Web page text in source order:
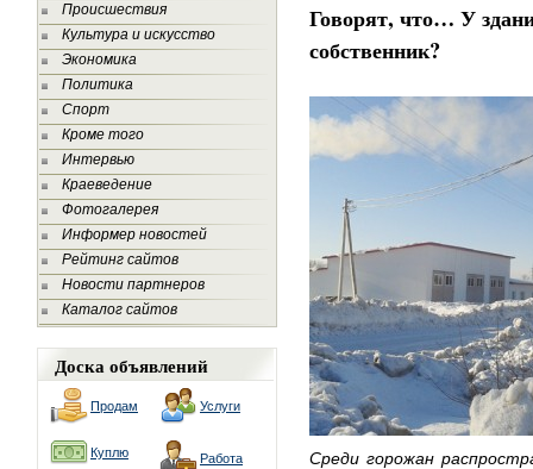
Происшествия
Культура и искусство
Экономика
Политика
Спорт
Кроме того
Интервью
Краеведение
Фотогалерея
Информер новостей
Рейтинг сайтов
Новости партнеров
Каталог сайтов
Доска объявлений
Продам Услуги
Куплю Работа
Говорят, что… У
собственник?
Среди горожан